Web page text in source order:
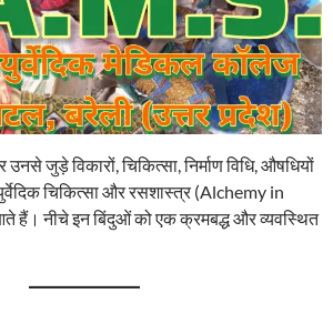
जुड़े विकारों, चिकित्सा, निर्माण विधि, औषधियों
चिकित्सा और रसशास्त्र (Alchemy in
हैं। नीचे इन बिंदुओं को एक क्रमबद्ध और व्यवस्थित